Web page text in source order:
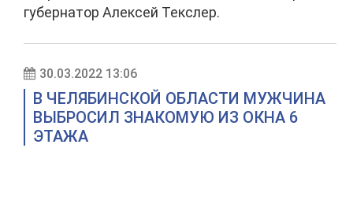
губернатор Алексей Текслер.
30.03.2022 13:06
В ЧЕЛЯБИНСКОЙ ОБЛАСТИ МУЖЧИНА
ВЫБРОСИЛ ЗНАКОМУЮ ИЗ ОКНА 6
ЭТАЖА